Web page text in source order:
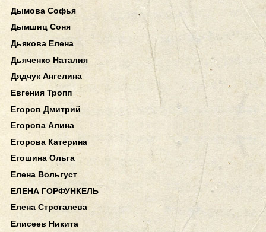
Дымова Софья
Дымшиц Соня
Дьякова Елена
Дьяченко Наталия
Дядчук Ангелина
Евгения Тропп
Егоров Дмитрий
Егорова Алина
Егорова Катерина
Егошина Ольга
Елена Вольгуст
ЕЛЕНА ГОРФУНКЕЛЬ
Елена Строгалева
Елисеев Никита